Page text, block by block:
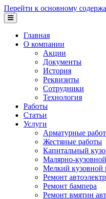
Перейти к основному
Главная
О компании
Акции
Документы
История
Реквизиты
Сотрудники
Технология
Работы
Статьи
Услуги
Арматурные
Жестяные работы
Капитальный
Малярно-
Мелкий кузовной
Ремонт
Ремонт бампера
Ремонт вмятин